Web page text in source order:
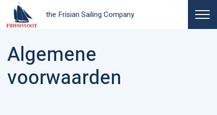
the Frisian Sailing Company
Algemene
voorwaarden